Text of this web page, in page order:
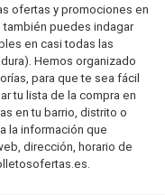
ofertas y promociones en
puedes indagar
en casi todas las
Hemos organizado
para que te sea fácil
tu lista de la compra en
en tu barrio, distrito o
la información que
dirección, horario de